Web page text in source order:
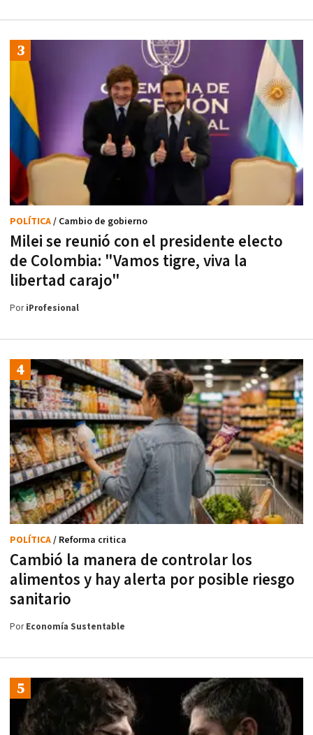
Milei se reunió con el presidente electo
de Colombia: "Vamos tigre, viva la
libertad carajo"
POLÍTICA/ Cambio de gobierno
PoriProfesional
Cambió la manera de controlar los
alimentos y hay alerta por posible riesgo
sanitario
POLÍTICA/ Reforma critica
PorEconomía Sustentable